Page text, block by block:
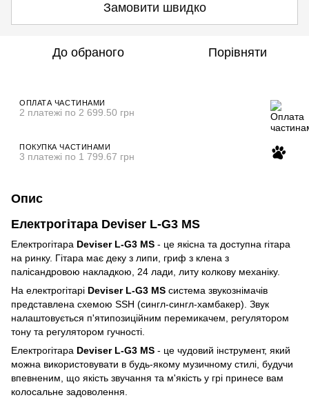
Замовити швидко
До обраного Порівняти
ОПЛАТА ЧАСТИНАМИ
2 платежі по 2 699.50 грн
ПОКУПКА ЧАСТИНАМИ
3 платежі по 1 799.67 грн
Опис
Електрогітара Deviser L-G3 MS
Електрогітара Deviser L-G3 MS - це якісна та доступна гітара
на ринку. Гітара має деку з липи, гриф з клена з
палісандровою накладкою, 24 лади, литу колкову механіку.
На електрогітарі Deviser L-G3 MS система звукознімачів
представлена схемою SSH (сингл-сингл-хамбакер). Звук
налаштовується п'ятипозиційним перемикачем, регулятором
тону та регулятором гучності.
Електрогітара Deviser L-G3 MS - це чудовий інструмент, який
можна використовувати в будь-якому музичному стилі, будучи
впевненим, що якість звучання та м'якість у грі принесе вам
колосальне задоволення.